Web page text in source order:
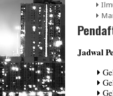
Jadwal